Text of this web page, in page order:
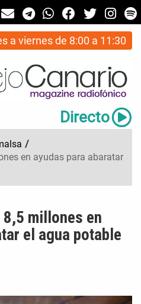
a viernes de 8:00 a 11:30
Directo
/
en ayudas para abaratar
millones en
el agua potable